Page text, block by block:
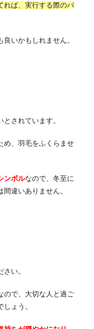
れば、実行する際のパ
いかもしれません。
されています。
め、羽毛をふくらませ
ンボルなので、冬至に
違いありません。
い。
ので、大切な人と過ご
ょう。